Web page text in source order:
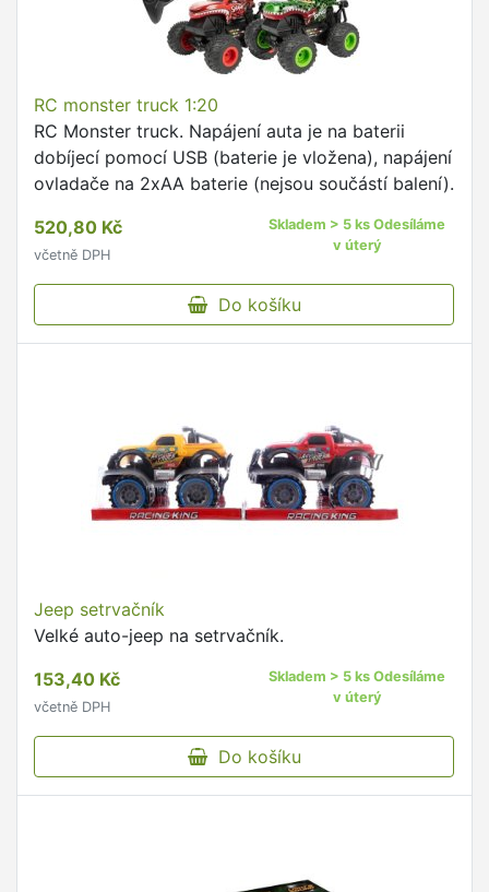
RC monster truck 1:20
RC Monster truck. Napájení auta je na baterii
dobíjecí pomocí USB (baterie je vložena), napájení
ovladače na 2xAA baterie (nejsou součástí balení).
520,80 Kč
včetně DPH
Skladem > 5 ks Odesíláme
v úterý
Do košíku
Jeep setrvačník
Velké auto-jeep na setrvačník.
153,40 Kč
včetně DPH
Skladem > 5 ks Odesíláme
v úterý
Do košíku